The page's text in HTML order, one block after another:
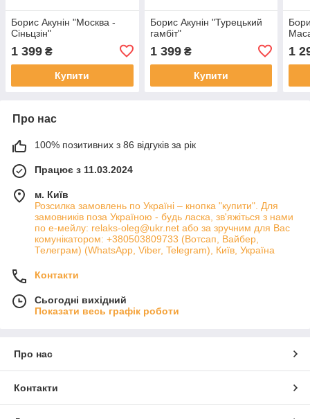
Борис Акунін "Москва -
Сіньцзін"
1 399 ₴
Купити
Борис Акунін "Турецький
гамбіт"
1 399₴
Купити
1
Про нас
100% позитивних з 86 відгуків за рік
Працює з 11.03.2024
м. Київ
Розсилка замовлень по Україні – кнопка "купити". Для
замовників поза Україною - будь ласка, зв'яжіться з нами
по е-мейлу: relaks-oleg@ukr.net або за зручним для Вас
комунікатором: +380503809733 (Вотсап, Вайбер,
Телеграм) (WhatsApp, Viber, Telegram), Київ, Україна
Контакти
Сьогодні вихідний
Показати весь графік роботи
Про нас
Контакти